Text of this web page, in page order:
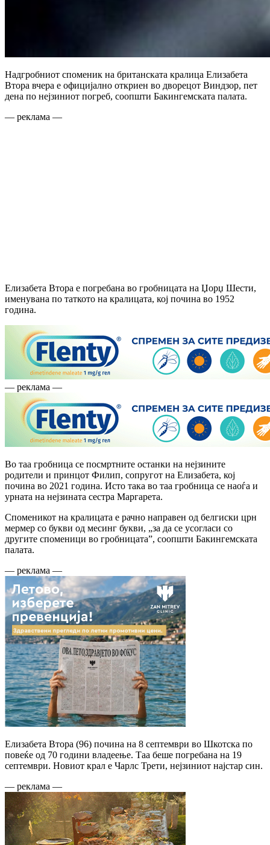
Надгробниот споменик на британската кралица Елизабета
Втора вчера е официјално откриен во дворецот Виндзор, пет
дена по нејзиниот погреб, соопшти Бакингемската палата.
— реклама —
Елизабета Втора е погребана во гробницата на Џорџ Шести,
именувана по таткото на кралицата, кој почина во 1952
година.
— реклама —
Во таа гробница се посмртните останки на нејзините
родители и принцот Филип, сопругот на Елизабета, кој
почина во 2021 година. Исто така во таа гробница се наоѓа и
урната на нејзината сестра Маргарета.
Споменикот на кралицата е рачно направен од белгиски црн
мермер со букви од месинг букви, „за да се усогласи со
другите споменици во гробницата”, соопшти Бакингемската
палата.
— реклама —
Елизабета Втора (96) почина на 8 септември во Шкотска по
повеќе од 70 години владеење. Таа беше погребана на 19
септември. Новиот крал е Чарлс Трети, нејзиниот најстар син.
— реклама —